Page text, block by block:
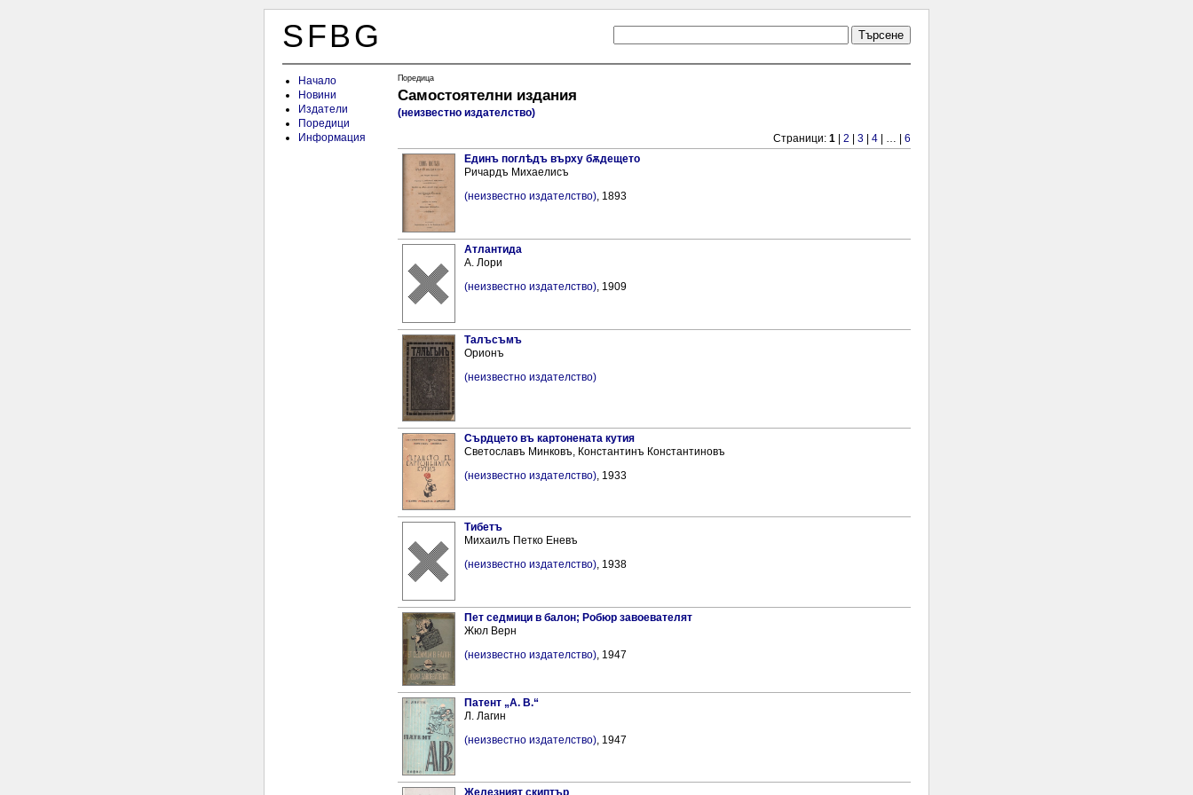
SFBG Търсене
Начало
Новини
Издатели
Поредици
Информация
Поредица
Самостоятелни издания
(неизвестно издателство)
Страници: 1 2 3 4 | … | 6
Единъ поглѣдъ върху бѫдещето
Ричардъ Михаелисъ
(неизвестно издателство), 1893
Атлантида
А. Лори
(неизвестно издателство), 1909
Талъсъмъ
Орионъ
(неизвестно издателство)
Сърдцето въ картонената кутия
Светославъ Минковъ, Константинъ Константиновъ
(неизвестно издателство), 1933
Тибетъ
Михаилъ Петко Еневъ
(неизвестно издателство), 1938
Пет седмици в балон; Робюр завоевателят
Жюл Верн
(неизвестно издателство), 1947
Патент „А. В.“
Л. Лагин
(неизвестно издателство), 1947
Железният скиптър